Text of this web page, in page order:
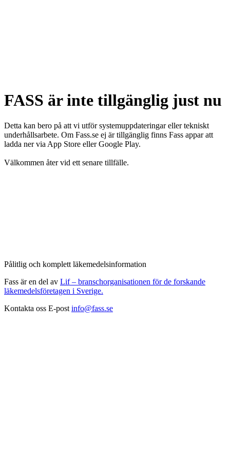
FASS är inte tillgänglig just nu
Detta kan bero på att vi utför systemuppdateringar eller tekniskt
underhållsarbete. Om Fass.se ej är tillgänglig finns Fass appar att
ladda ner via App Store eller Google Play.
Välkommen åter vid ett senare tillfälle.
Pålitlig och komplett läkemedelsinformation
Fass är en del av Lif – branschorganisationen för de forskande
läkemedelsföretagen i Sverige.
Kontakta oss E-post info@fass.se